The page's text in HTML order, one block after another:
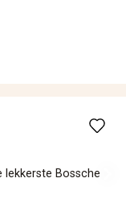
lekkerste Bossche